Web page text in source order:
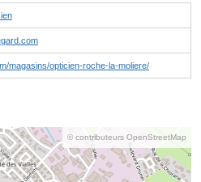
magasins/opticien-roche-la-moliere/
© contributeurs OpenStreetMap